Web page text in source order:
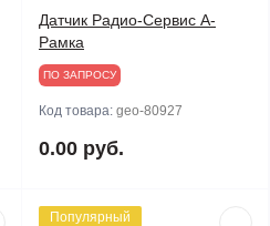
Датчик Радио-Сервис А-
Рамка
ПО ЗАПРОСУ
Код товара: geo-80927
0.00 руб.
Популярный